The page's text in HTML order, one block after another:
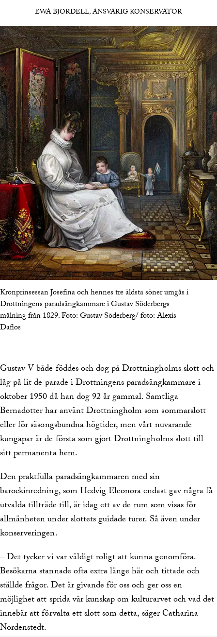
EWA BJÖRDELL, ANSVARIG KONSERVATOR
Kronprinsessan Josefina och hennes tre äldsta söner umgås i
Drottningens paradsängkammare i Gustav Söderbergs
målning från 1829.Foto:Gustav Söderberg/ foto: Alexis
Daflos
Gustav V både föddes och dog på Drottningholms slott och
låg på lit de parade i Drottningens paradsängkammare i
oktober 1950 då han dog 92 år gammal. Samtliga
Bernadotter har använt Drottningholm som sommarslott
eller för säsongsbundna högtider, men vårt nuvarande
kungapar är de första som gjort Drottningholms slott till
sitt permanenta hem.
Den praktfulla paradsängkammaren med sin
barockinredning, som Hedvig Eleonora endast gav några få
utvalda tillträde till, är idag ett av de rum som visas för
allmänheten under slottets guidade turer. Så även under
konserveringen.
– Det tycker vi var väldigt roligt att kunna genomföra.
Besökarna stannade ofta extra länge här och tittade och
ställde frågor. Det är givande för oss och ger oss en
möjlighet att sprida vår kunskap om kulturarvet och vad det
innebär att förvalta ett slott som detta, säger Catharina
Nordenstedt.